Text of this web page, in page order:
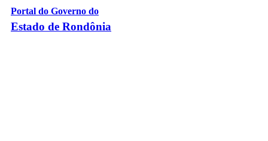
Portal do Governo do
Estado de Rondônia